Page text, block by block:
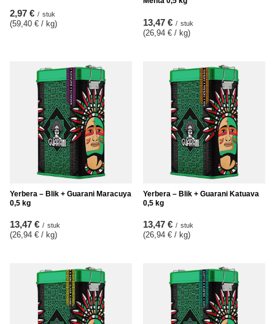
2,97 € / stuk
(59,40 € / kg) 13,47 € / stuk
(26,94 € / kg)
Yerbera – Blik + Guarani Maracuya
0,5 kg
13,47 € / stuk
(26,94 € / kg)
Yerbera – Blik + Guarani Katuava
0,5 kg
13,47 € / stuk
(26,94 € / kg)